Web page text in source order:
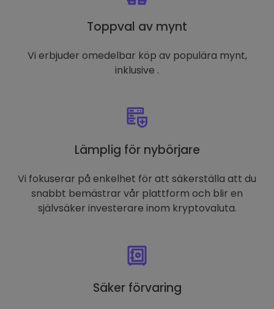
Toppval av mynt
Vi erbjuder omedelbar köp av populära mynt,
inklusive .
Lämplig för nybörjare
Vi fokuserar på enkelhet för att säkerställa att du
snabbt bemästrar vår plattform och blir en
självsäker investerare inom kryptovaluta.
Säker förvaring